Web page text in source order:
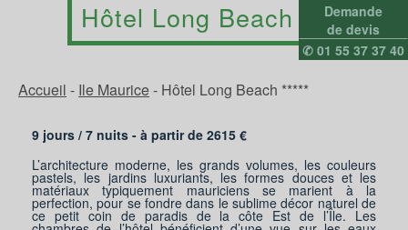
Demande
de devis
✆ 01 55 37 37 40
Hôtel Long Beach 5*
Accueil - Ile Maurice- Hôtel Long Beach *****
9 jours / 7 nuits - à partir de 2615 €
L’architecture moderne, les grands volumes, les couleurs
pastels, les jardins luxuriants, les formes douces et les
matériaux typiquement mauriciens se marient à la
perfection, pour se fondre dans le sublime décor naturel de
ce petit coin de paradis de la côte Est de l’Île. Les